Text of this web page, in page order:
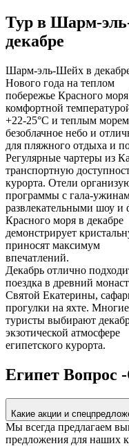
Тур в Шарм-
декабре
Шарм-эль-Шейх в
Нового года на теплом
побережье Красного
комфортной
+22-25°C и теплым
безоблачное небо и
для пляжного отдыха и
Регулярные чартеры из
транспортную
курорта. Отели
программы с гала-
развлекательными шоу
Красного моря в декабре
демонстрирует
приносят максимум
впечатлений.
Декабрь отлично
поездка в древний
Святой Екатерины,
прогулки на яхте. Многие
туристы выбирают
экзотической атмосфере
египетского курорта.
Египет Вопрос
Какие акции и
Мы всегда предлагаем
предложения для наших